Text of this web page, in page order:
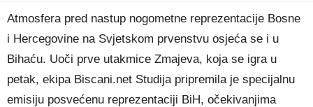
Atmosfera pred nastup nogometne reprezentacije Bosne
i Hercegovine na Svjetskom prvenstvu osjeća se i u
Bihaću. Uoči prve utakmice Zmajeva, koja se igra u
petak, ekipa Biscani.net Studija pripremila je specijalnu
emisiju posvećenu reprezentaciji BiH, očekivanjima